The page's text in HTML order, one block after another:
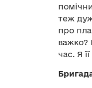
теж
про
важко?
час. Я